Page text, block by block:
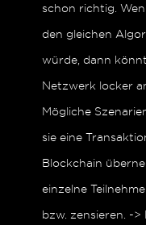
schon richtig.
den gleichen
würde, dann
Netzwerk locker
Mögliche
sie eine
Blockchain
einzelne
bzw. zensieren. ->